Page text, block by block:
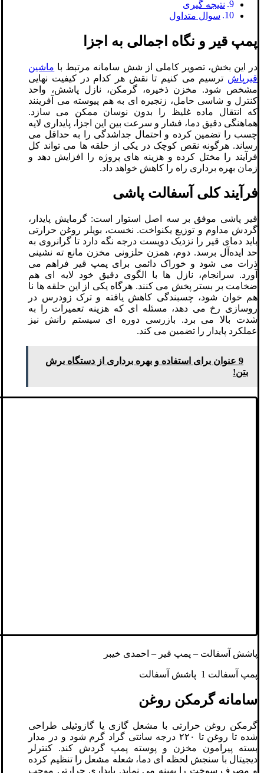
نتیجه گیری
سوال متداول
پمپ قیر و نگاه اجمالی به اجزا
در این بخش، تصویر کاملی از شش سامانه مرتبط با ماشین
قیرپاش ترسیم می ‌کنیم تا نقش هر کدام در کیفیت نهایی
مشخص شود. مخزن ذخیره، گرمکن، نازل پاشش، واحد
کنترل و شاسی حامل، زنجیره‌ ای به‌ هم ‌پیوسته می ‌آفرینند
که انتقال ماده غلیظ را بدون نوسان ممکن می ‌سازد.
هماهنگی دقیق دما، فشار و سرعت بین این اجزا، پایداری لایه
چسب را تضمین کرده و احتمال جداشدگی را به حداقل می
‌رساند. هرگونه نقص کوچک در یکی از حلقه‌ ها می‌ تواند کل
فرآیند را مختل کرده و هزینه‌ های پروژه را افزایش دهد و
زمان بهره ‌برداری راه را کاهش خواهد داد.
فرآیند کلی آسفالت‌ پاشی
قیر پاشی موفق بر سه اصل استوار است: گرمایش پایدار،
گردش مداوم و توزیع یکنواخت. نخست، بویلر روغن حرارتی
باید دمای قیر را نزدیک دویست درجه نگه دارد تا گرانروی به
حد ایده‌آل برسد. دوم، همزن حلزونی مخزن مانع ته‌ نشینی
ذرات می‌ شود و خوراک دائمی برای پمپ قیر فراهم می
‌آورد. سرانجام، نازل‌ ها با الگوی دقیق خود لایه‌ ای هم‌
ضخامت بر بستر پخش می ‌کنند. هرگاه یکی از این حلقه‌ ها نا
هم ‌خوان شود، چسبندگی کاهش یافته و ترک زودرس در
روسازی رخ می ‌دهد، مسئله ‌ای که هزینه تعمیرات را به
شدت بالا می‌ برد. بازرسی دوره ‌ای سیستم رانش نیز
عملکرد پایدار را تضمین می‌ کند.
9 عنوان برای استفاده و بهره برداری از دستگاه برش
بتن!
پاشش آسفالت – پمپ قیر – احمدی خیبر
پمپ آسفالت 1 پاشش آسفالت
سامانه گرمکن روغن
گرمکن روغن حرارتی با مشعل گازی یا گازوئیلی طراحی
شده تا روغن تا ۲۲۰ درجه سانتی‌ گراد گرم شود و در مدار
بسته پیرامون مخزن و پوسته پمپ گردش کند. کنترلر
دیجیتال با سنجش لحظه‌ ای دما، شعله مشعل را تنظیم کرده
و مصرف سوخت را بهینه می‌ نماید. پایداری حرارتی موجب